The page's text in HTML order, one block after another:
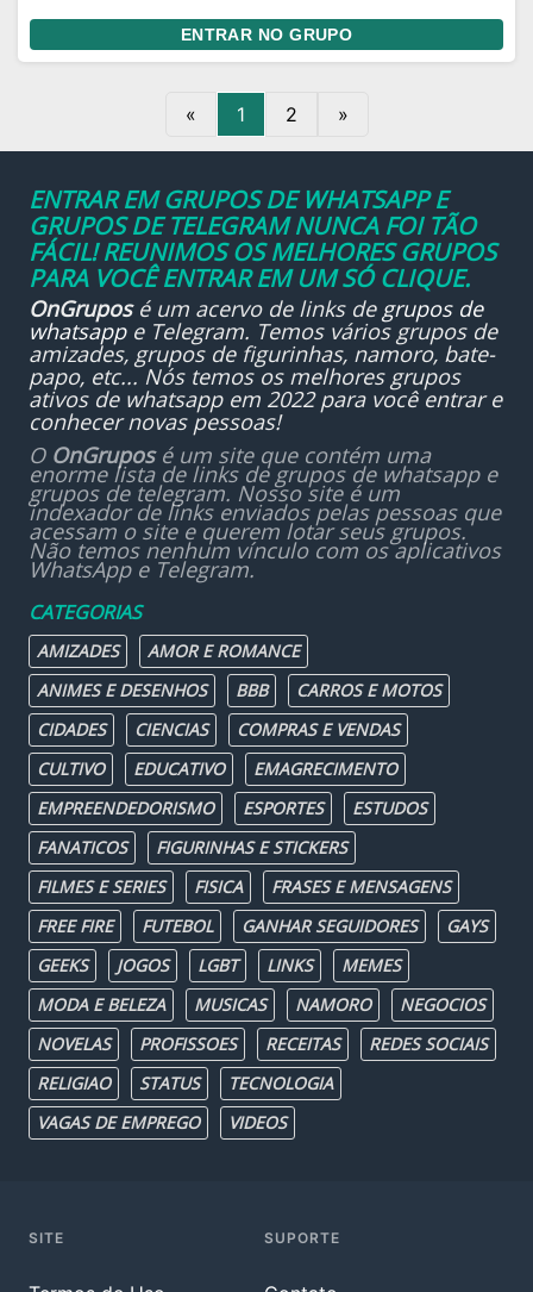
ENTRAR NO GRUPO
« 1 2 »
ENTRAR EM GRUPOS DE WHATSAPP E
GRUPOS DE TELEGRAM NUNCA FOI TÃO
FÁCIL! REUNIMOS OS MELHORES GRUPOS
PARA VOCÊ ENTRAR EM UM SÓ CLIQUE.
OnGruposé um acervo de links de grupos de
whatsappe Telegram. Temos vários grupos de
amizades, grupos de figurinhas, namoro, bate-
papo, etc... Nós temos os melhores grupos
ativos de whatsapp em 2022 para você entrar e
conhecer novas pessoas!
O OnGruposé um site que contém uma
enorme lista de links de grupos de whatsapp e
grupos de telegram. Nosso site é um
indexador de links enviados pelas pessoas que
acessam o site e querem lotar seus grupos.
Não temos nenhum vínculo com os aplicativos
WhatsApp e Telegram.
CATEGORIAS
AMIZADES
AMOR E ROMANCE
ANIMES E DESENHOS
BBB
CARROS E MOTOS
CIDADES
CIENCIAS
COMPRAS E VENDAS
CULTIVO
EDUCATIVO
EMAGRECIMENTO
EMPREENDEDORISMO
ESPORTES
ESTUDOS
FANATICOS
FIGURINHAS E STICKERS
FILMES E SERIES
FISICA
FRASES E MENSAGENS
FREE FIRE
FUTEBOL GANHAR SEGUIDORES
GAYS
GEEKS
JOGOS LGBT LINKS
MEMES
MODA E BELEZA
MUSICAS NAMORO
NEGOCIOS
NOVELAS
PROFISSOES RECEITAS
REDES SOCIAIS
RELIGIAO
STATUS
TECNOLOGIA
VAGAS DE EMPREGO
VIDEOS
SITE SUPORTE